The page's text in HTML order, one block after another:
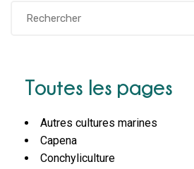
Toutes les pages
Autres cultures marines
Capena
Conchyliculture